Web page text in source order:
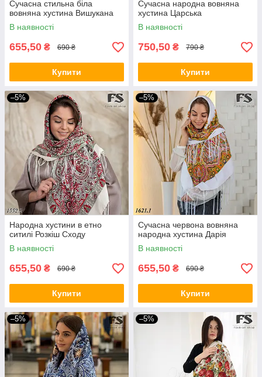
Сучасна стильна біла
вовняна хустина Вишукана
В наявності
655,50 ₴ 690 ₴
Купити
Сучасна народна вовняна
хустина Царська
В наявності
750,50 ₴ 790 ₴
Купити
–5%
Народна хустини в етно
ситилі Розкіш Сходу
В наявності
655,50 ₴ 690 ₴
Купити
–5%
Сучасна червона вовняна
народна хустина Дарія
В наявності
655,50 ₴ 690 ₴
Купити
–5% –5%